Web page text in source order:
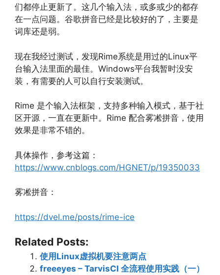
们都停止更新了。这几个输入法，或多或少的都存
在一点问题。谷歌拼音已经是比较好的了，主要是
词库还是弱。
现在我经过测试，发现Rime系统是用过的Linux平
台输入法里面的最佳。Windows平台我暂时没安
装，有需要的人可以自行安装测试。
Rime 是个输入法框架，支持多种输入模式，基于社
区开源，一直在更新中。Rime 配合雾凇拼音，使用
效果是非常不错的。
具体操作，参考这篇：
https://www.cnblogs.com/HGNET/p/19350033
雾凇拼音：
https://dvel.me/posts/rime-ice
Related Posts:
使用Linux虚拟机要注意两点
freeeyes – TarvisCI 全流程使用实践（一）